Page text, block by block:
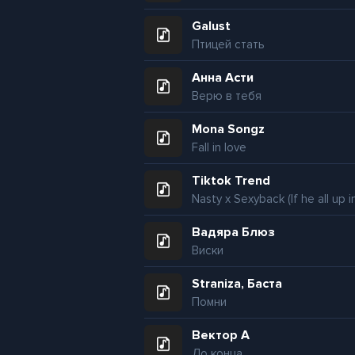
Galust
Птицей стать
Анна Асти
Верю в тебя
Mona Songz
Fall in love
Tiktok Trend
Вадяра Блюз
Виски
Straniza, Баста
Помни
Вектор А